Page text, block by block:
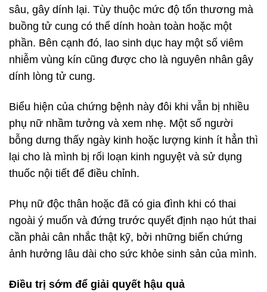
sâu, gây dính lại. Tùy thuộc mức độ tổn thương mà
buồng tử cung có thể dính hoàn toàn hoặc một
phần. Bên cạnh đó, lao sinh dục hay một số viêm
nhiễm vùng kín cũng được cho là nguyên nhân gây
dính lòng tử cung.
Biểu hiện của chứng bệnh này đôi khi vẫn bị nhiều
phụ nữ nhầm tưởng và xem nhẹ. Một số người
bỗng dưng thấy ngày kinh hoặc lượng kinh ít hẳn thì
lại cho là mình bị rối loạn kinh nguyệt và sử dụng
thuốc nội tiết để điều chỉnh.
Phụ nữ độc thân hoặc đã có gia đình khi có thai
ngoài ý muốn và đứng trước quyết định nạo hút thai
cần phải cân nhắc thật kỹ, bởi những biến chứng
ảnh hưởng lâu dài cho sức khỏe sinh sản của mình.
Điều trị sớm để giải quyết hậu quả